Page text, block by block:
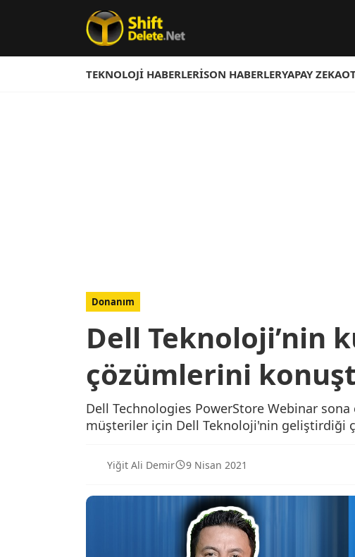
TEKNOLOJI HABERLERISON HABERLERYAPAY ZEKA
Donanım
Dell Teknoloji’nin
çözümlerini
Dell Technologies PowerStore Webinar sona
müşteriler için Dell Teknoloji'nin geliştirdiği
Yiğit Ali Demir 9 Nisan 2021